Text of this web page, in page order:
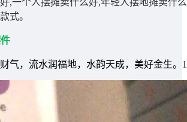
式。
气，流水润福地，水韵天成，美好金生。